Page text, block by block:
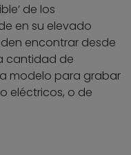
de los
en su elevado
encontrar desde
cantidad de
modelo para grabar
eléctricos, o de